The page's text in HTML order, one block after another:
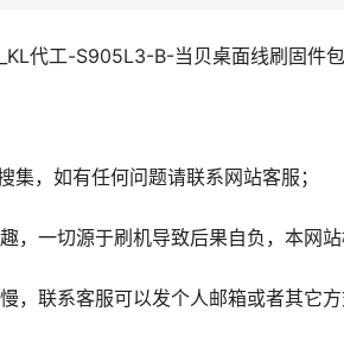
代工-S905L3-B-当贝桌面线刷固件
集，如有任何问题请联系网站客服；
，一切源于刷机导致后果自负，本网站
，联系客服可以发个人邮箱或者其它方